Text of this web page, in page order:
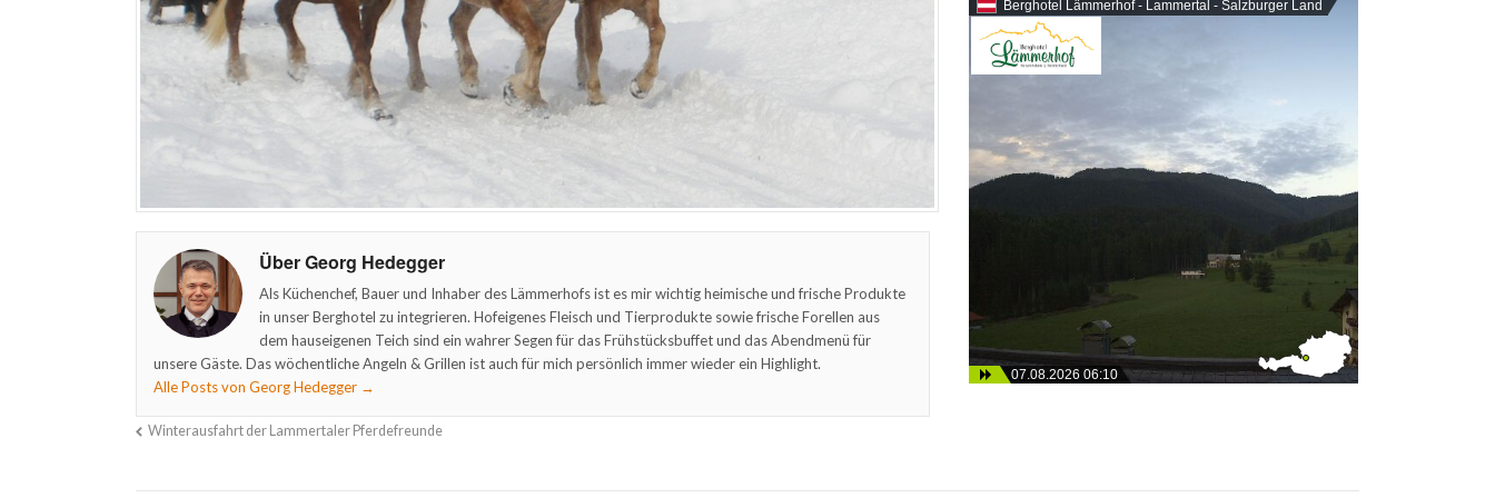
Über Georg Hedegger
Als Küchenchef, Bauer und Inhaber des Lämmerhofs ist es mir wichtig heimische und frische Produkte
in unser Berghotel zu integrieren. Hofeigenes Fleisch und Tierprodukte sowie frische Forellen aus
dem hauseigenen Teich sind ein wahrer Segen für das Frühstücksbuffet und das Abendmenü für
unsere Gäste. Das wöchentliche Angeln & Grillen ist auch für mich persönlich immer wieder ein Highlight.
Alle Posts von Georg Hedegger →
Winterausfahrt der Lammertaler Pferdefreunde
Berghotel Lämmerhof - Lammertal - Salzburger Land
07.08.2026 06:10